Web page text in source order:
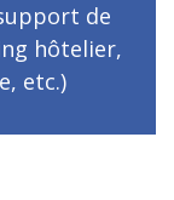
de
hôtelier,
etc.)